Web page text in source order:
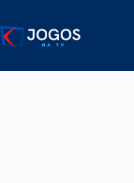
o
conteúdo